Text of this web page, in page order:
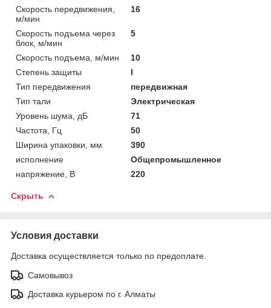
Скорость передвижения,
м/мин
16
Скорость подъема через
блок, м/мин
5
Скорость подъема, м/мин
10
Степень защиты
I
Тип передвижения
передвижная
Тип тали
Электрическая
Уровень шума, дБ
71
Частота, Гц
50
Ширина упаковки, мм
390
исполнение
Общепромышленное
напряжение, В
220
Скрыть
Условия доставки
Доставка осуществляется только по предоплате.
Самовывоз
Доставка курьером по г. Алматы